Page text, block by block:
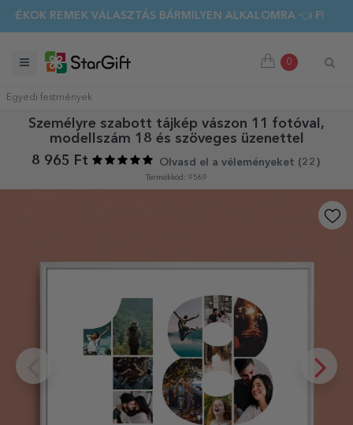
REMEK VÁLASZTÁS BÁRMILYEN ALKALOMRA 👈 FEDEZD FEL
0
Egyedi festmények
Személyre szabott tájkép vászon 11 fotóval,
modellszám 18 és szöveges üzenettel
8 965 Ft
Olvasd el a véleményeket (22 )
Termékkód: 9569